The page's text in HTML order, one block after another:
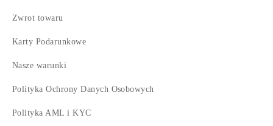
Zwrot towaru
Karty Podarunkowe
Nasze warunki
Polityka Ochrony Danych Osobowych
Polityka AML i KYC